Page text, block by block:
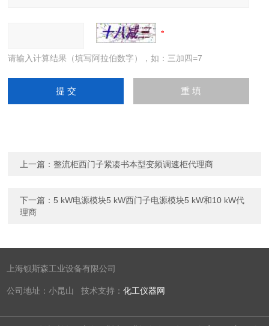
请输入计算结果（填写阿拉伯数字），如：三加四=7
上一篇：整流柜西门子紧凑书本型变频调速柜代理商
下一篇： 5 kW电源模块5 kW西门子电源模块5 kW和10 kW代
理商
上海钡斯森工业设备有限公司
公司地址：小昆山 技术支持：化工仪器网